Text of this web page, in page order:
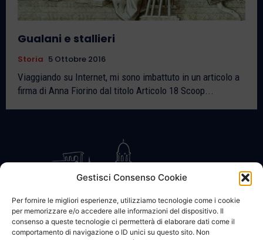
Gestisci Consenso Cookie
Per fornire le migliori esperienze, utilizziamo tecnologie come i cookie
per memorizzare e/o accedere alle informazioni del dispositivo. Il
consenso a queste tecnologie ci permetterà di elaborare dati come il
comportamento di navigazione o ID unici su questo sito. Non
Gualani e stallieri
Storia 5 Ottobre 2016
Viaggiando su Internet, mi sono imbattuto in un articolo a
firma di Anna Fiorino dal titolo Articolo 18 Scoop...
CONTATTACI COOKIE POLICY PRIVACY